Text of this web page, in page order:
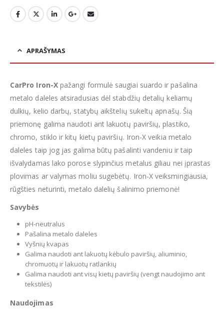
APRAŠYMAS
CarPro Iron-Xpažangi formulė saugiai suardo ir pašalina
metalo daleles atsiradusias dėl stabdžių detalių keliamų
dulkių, kelio darbų, statybų aikštelių sukeltų apnašų. Šią
priemonę galima naudoti ant lakuotų paviršių, plastiko,
chromo, stiklo ir kitų kietų paviršių. Iron-X veikia metalo
daleles taip jog jas galima būtų pašalinti vandeniu ir taip
išvalydamas lako porose slypinčius metalus giliau nei įprastas
plovimas ar valymas moliu sugebėtų. Iron-X veiksmingiausia,
rūgšties neturinti, metalo dalelių šalinimo priemonė!
Savybės
pH-neutralus
Pašalina metalo daleles
Vyšnių kvapas
Galima naudoti ant lakuotų kėbulo paviršių, aliuminio,
chromuotų ir lakuotų ratlankių
Galima naudoti ant visų kietų paviršių (vengt naudojimo ant
tekstilės)
Naudojimas